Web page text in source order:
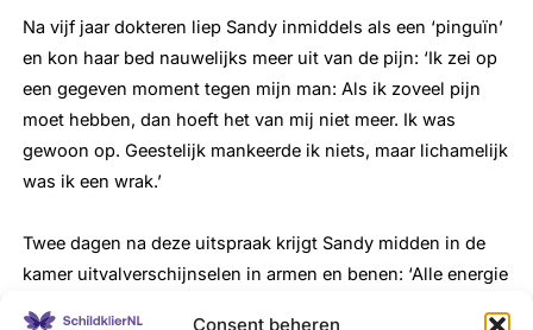
Consent beheren
Na vijf jaar dokteren liep Sandy inmiddels als een ‘pinguïn’
en kon haar bed nauwelijks meer uit van de pijn: ‘Ik zei op
een gegeven moment tegen mijn man: Als ik zoveel pijn
moet hebben, dan hoeft het van mij niet meer. Ik was
gewoon op. Geestelijk mankeerde ik niets, maar lichamelijk
was ik een wrak.’
Twee dagen na deze uitspraak krijgt Sandy midden in de
kamer uitvalverschijnselen in armen en benen: ‘Alle energie